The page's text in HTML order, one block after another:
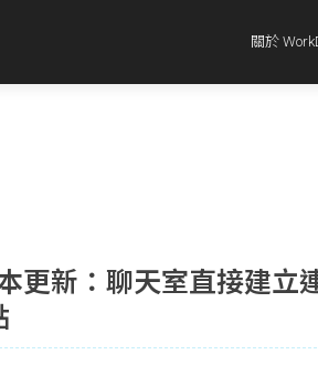
關於
更新：聊天室直接建立